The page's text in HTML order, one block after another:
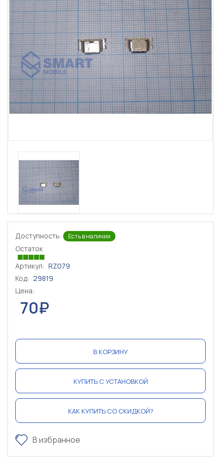
Доступность: Есть в наличии
Остаток
Артикул: RZ079
Код: 29819
Цена:
70₽
В КОРЗИНУ
КУПИТЬ С УСТАНОВКОЙ
КАК КУПИТЬ СО СКИДКОЙ?
В избранное